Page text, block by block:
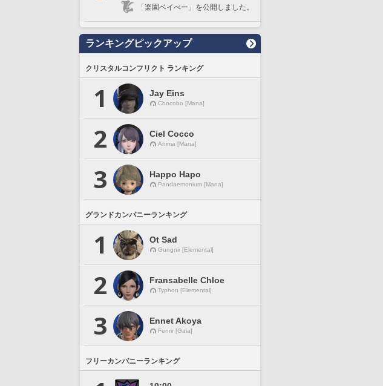
「楽園ベイべー」を公開しました。
ランキングピックアップ
クリスタルコンフリクト ランキング
1 Jay Eins
Chocobo [Mana]
2 Ciel Cocco
Anima [Mana]
3 Happo Hapo
Pandaemonium [Mana]
グランドカンパニーランキング
1 Ot Sad
Gungnir [Elemental]
2 Fransabelle Chloe
Typhon [Elemental]
3 Ennet Akoya
Fenrir [Gaia]
フリーカンパニーランキング